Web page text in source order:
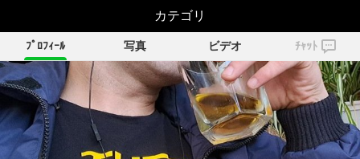
TheY380
ﾌﾟﾛﾌｨｰﾙ 写真 ビデオ ﾁｬｯﾄ
カテゴリ